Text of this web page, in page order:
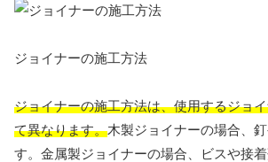
ジョイナーの施工方法
ジョイナーの施工方法は、使用するジョ
て異なります。木製ジョイナーの場合、
す。金属製ジョイナーの場合、ビスや接着